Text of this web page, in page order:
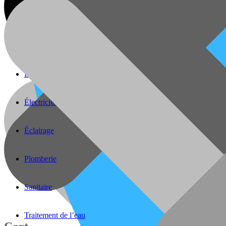
Divers
Électricité
Éclairage
Plomberie
Sanitaire
Traitement de l’eau